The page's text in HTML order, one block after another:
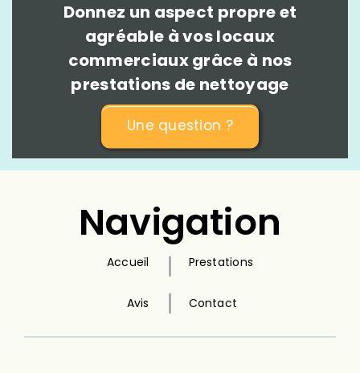
Donnez un aspect propre et
agréable à vos locaux
commerciaux grâce à nos
prestations de nettoyage
Une question ?
Navigation
Accueil Prestations
Avis Contact